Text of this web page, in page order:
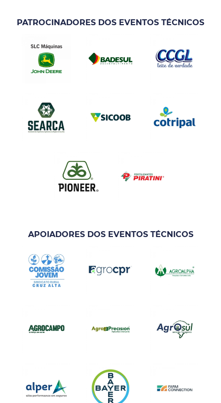
PATROCINADORES DOS EVENTOS TÉCNICOS
APOIADORES DOS EVENTOS TÉCNICOS